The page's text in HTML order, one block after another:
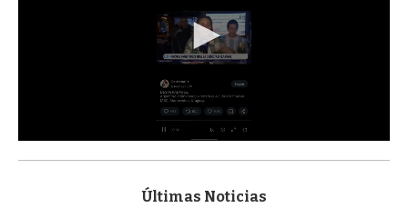
s
Últimas Noticias